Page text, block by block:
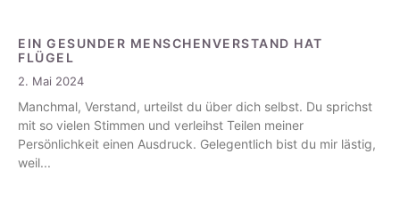
EIN GESUNDER MENSCHENVERSTAND HAT
FLÜGEL
2. Mai 2024
Manchmal, Verstand, urteilst du über dich selbst. Du sprichst
mit so vielen Stimmen und verleihst Teilen meiner
Persönlichkeit einen Ausdruck. Gelegentlich bist du mir lästig,
weil